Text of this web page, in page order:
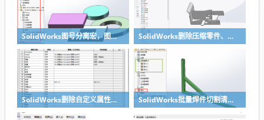
SolidWorks图号分离宏，图号名称装配体自动遍历所有零件自动更新 SolidWorks删除压缩零件、特征、配合宏，让设计树更整洁
SolidWorks删除自定义属性宏+配置特定宏 SolidWorks批量焊件切割清单带属性导出零件宏，方便实用